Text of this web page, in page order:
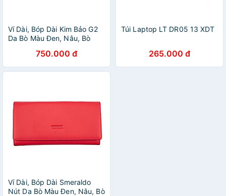
Ví Dài, Bóp Dài Kim Bảo G2
Da Bò Màu Đen, Nâu, Bò
750.000 đ
Túi Laptop LT DR05 13 XDT
265.000 đ
Ví Dài, Bóp Dài Smeraldo
Nút Da Bò Màu Đen, Nâu, Bò